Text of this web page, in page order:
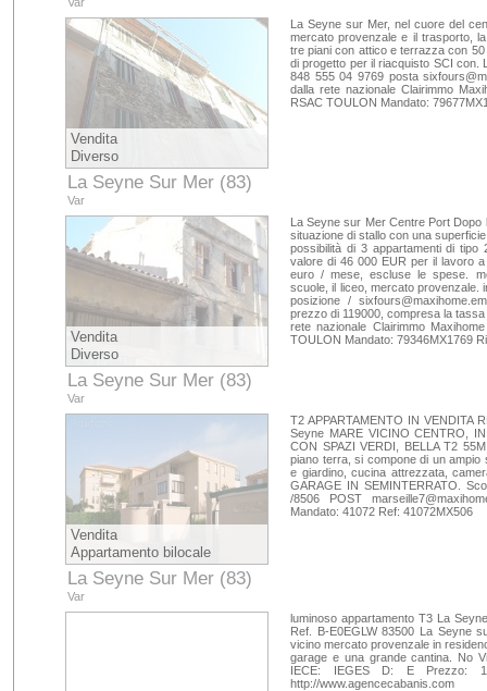
Vendita
Diverso
La Seyne Sur Mer (83)
Var
La Seyne sur Mer, nel cuore del
mercato provenzale e il trasporto,
tre piani con attico e terrazza con
di progetto per il riacquisto SCI con.
848 555 04 9769 posta
dalla rete nazionale Clairimmo
RSAC TOULON Mandato:
Vendita
Diverso
La Seyne Sur Mer (83)
Var
La Seyne sur Mer Centre Port
situazione di stallo con una
possibilità di 3 appartamenti di
valore di 46 000 EUR per il lavoro
euro / mese, escluse le spese.
scuole, il liceo, mercato provenzale.
posizione /
prezzo di 119000, compresa la
rete nazionale Clairimmo
TOULON Mandato: 79346MX1769
Vendita
Appartamento bilocale
La Seyne Sur Mer (83)
Var
T2 APPARTAMENTO IN VENDITA
Seyne MARE VICINO CENTRO,
CON SPAZI VERDI, BELLA T2
piano terra, si compone di un
e giardino, cucina attrezzata,
GARAGE IN SEMINTERRATO.
/8506 POST
Mandato: 41072 Ref: 41072MX506
luminoso appartamento T3 La
Ref. B-E0EGLW 83500 La Seyne
vicino mercato provenzale in
garage e una grande cantina. No
IECE: IEGES D: E Prezzo:
http://www.agencecabanis.com